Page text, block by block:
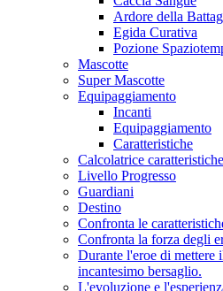
Ardore della
Egida Curativa
Pozione
Mascotte
Super Mascotte
Equipaggiamento
Incanti
Equipaggiamento
Caratteristiche
Calcolatrice
Livello Progresso
Guardiani
Destino
Confronta le
Confronta la forza degli
Durante l'eroe di mettere
incantesimo bersaglio.
L'evoluzione e